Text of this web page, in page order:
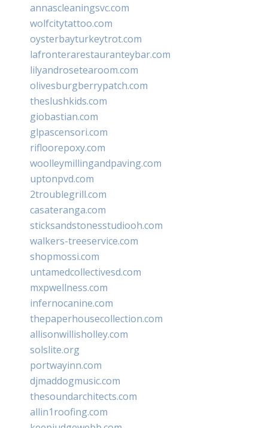
annascleaningsvc.com
wolfcitytattoo.com
oysterbayturkeytrot.com
lafronterarestauranteybar.com
lilyandrosetearoom.com
olivesburgberrypatch.com
theslushkids.com
giobastian.com
glpascensori.com
rifloorepoxy.com
woolleymillingandpaving.com
uptonpvd.com
2troublegrill.com
casateranga.com
sticksandstonesstudiooh.com
walkers-treeservice.com
shopmossi.com
untamedcollectivesd.com
mxpwellness.com
infernocanine.com
thepaperhousecollection.com
allisonwillisholley.com
solslite.org
portwayinn.com
djmaddogmusic.com
thesoundarchitects.com
allin1roofing.com